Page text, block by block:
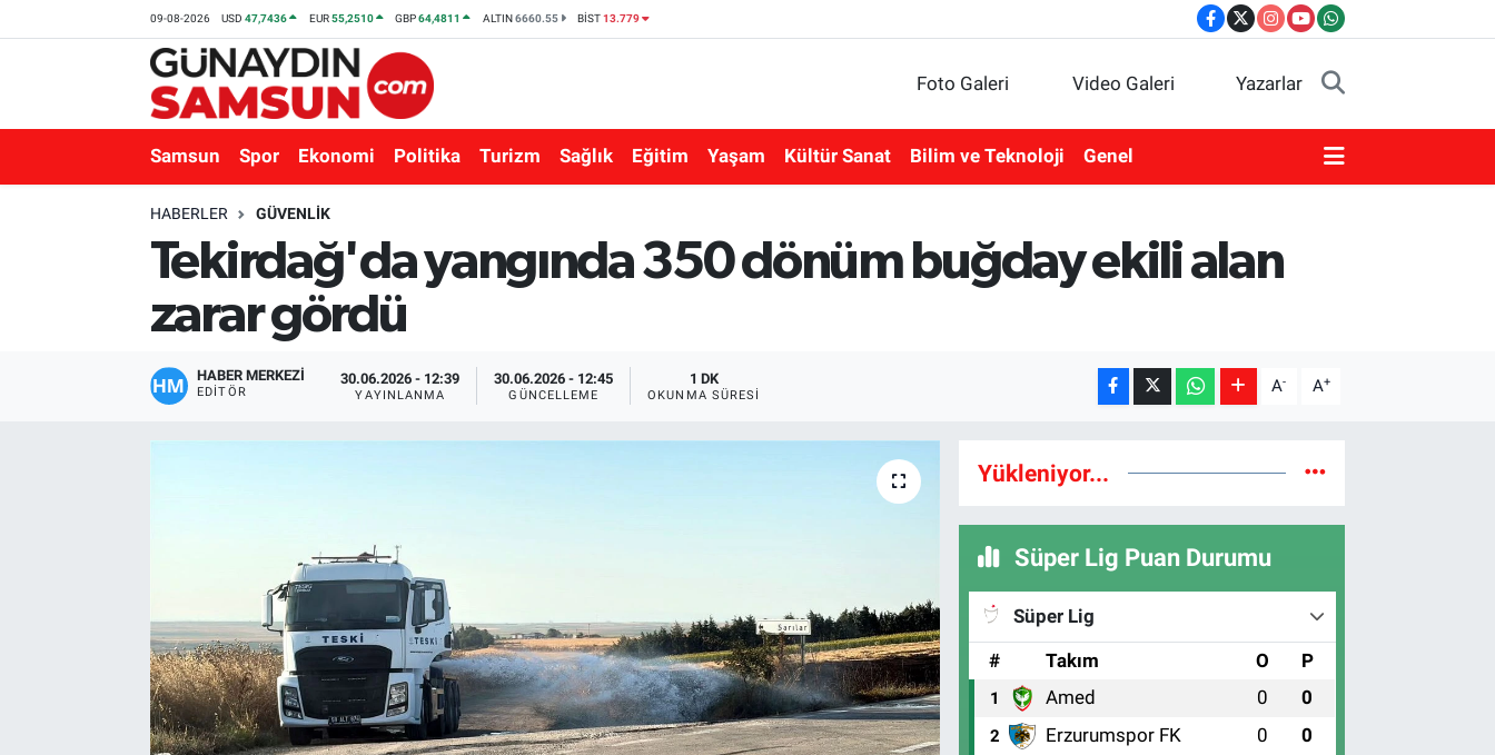
09-08-2026 USD47,7436 EUR55,2510 GBP64,4811 ALTIN6660.55 BİST13.779
Foto Galeri Video Galeri Yazarlar
Samsun Spor Ekonomi Politika Turizm Sağlık Eğitim Yaşam Kültür Sanat Bilim ve Teknoloji Genel
HABERLER GÜVENLIK
Tekirdağ'da yangında 350 dönüm buğday ekili alan
zarar gördü
HABER MERKEZİ
EDITÖR
30.06.2026 - 12:39
YAYINLANMA
30.06.2026 - 12:45
GÜNCELLEME
1 DK
OKUNMA SÜRESI A- A+
Yükleniyor...
Süper Lig Puan Durumu
Süper Lig
#
Takım O P
1 Amed 0 0
2 Erzurumspor FK 0 0
Nöbetçi Eczaneler
Süper Lig Puan Durumu ve Fikstür
Tüm Manşetler
Son Dakika Haberleri